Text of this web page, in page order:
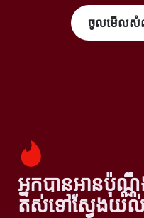
ចូលមើលសំណួ
អ្នកបានអានប៉ុណ្
តស់ទៅស្វែងយល់